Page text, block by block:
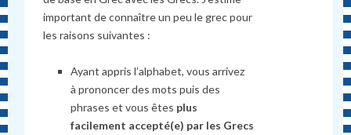
important de connaître un peu le grec pour
les raisons suivantes :
Ayant appris l’alphabet, vous arrivez
à prononcer des mots puis des
phrases et vous êtes plus
facilement accepté(e) par les Grecs